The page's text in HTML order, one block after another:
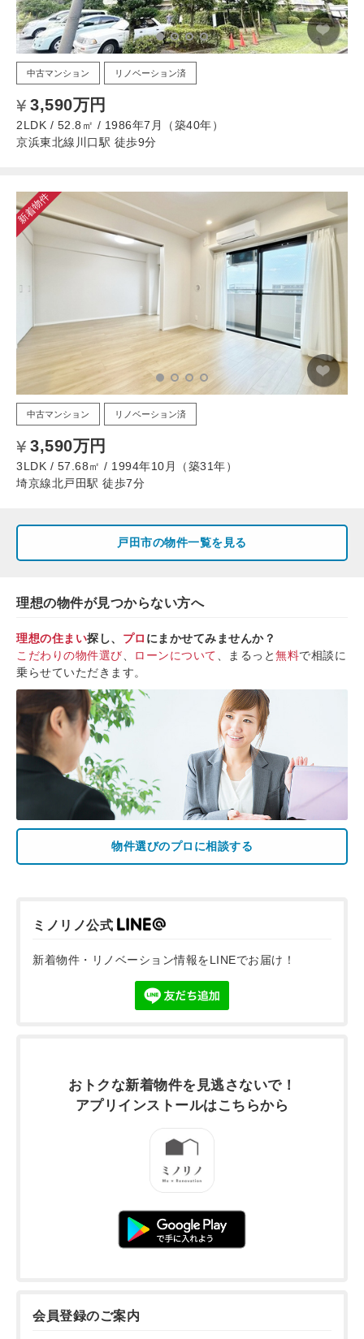
中古マンション リノベーション済
3,590万円
2LDK / 52.8㎡ / 1986年7月（築40年）
京浜東北線川口駅 徒歩9分
新着物件
中古マンション リノベーション済
3,590万円
3LDK / 57.68㎡ / 1994年10月（築31年）
埼京線北戸田駅 徒歩7分
戸田市の物件一覧を見る
理想の物件が見つからない方へ
理想の住まい探し、 プロ にまかせてみませんか？
こだわりの物件選び
ローンについて 、まるっと無料で相談に
乗らせていただきます。
物件選びのプロに相談する
ミノリノ公式
新着物件・リノベーション情報をLINEでお届け！
おトクな新着物件を 見逃さないで！
アプリインストールはこちらから
会員登録のご案内